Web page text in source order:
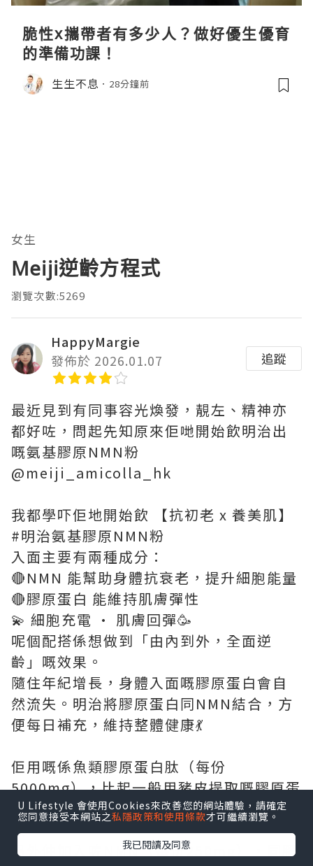
脆性x攜帶者有多少人？做好優生優育
的準備功課！
生生不息 28分鐘前
女生
Meiji逆齡方程式
瀏覽次數:5269
HappyMargie
發佈於 2026.01.07
追蹤
最近見到有同事容光煥發，靚左、精神亦
都好咗，問起先知原來佢哋開始飲明治出
嘅氨基膠原NMN粉
@meiji_amicolla_hk
我都學吓佢地開始飲 【抗初老 x 養美肌】
#明治氨基膠原NMN粉
入面主要有兩種成分：
🔴NMN 能幫助身體抗衰老，提升細胞能量
🔴膠原蛋白 能維持肌膚彈性
💫 細胞充電 · 肌膚回彈🥳
呢個配搭係想做到「由內到外，全面逆
齡」嘅效果。
隨住年紀增長，身體入面嘅膠原蛋白會自
然流失。明治將膠原蛋白同NMN結合，方
便每日補充，維持整體健康💃
佢用嘅係魚類膠原蛋白肽（每份
5000mg），比起一般用豬皮提取嘅膠原蛋
白，吸收率高出約1.5倍，身體更容易吸
收。
另外仲加入咗NMN（每份250mg），同膠
U Lifestyle 會使用Cookies來改善您的網站體驗，請確定
您同意接受本網站之私隱政策和使用條款才可繼續瀏覽。
我已閱讀及同意